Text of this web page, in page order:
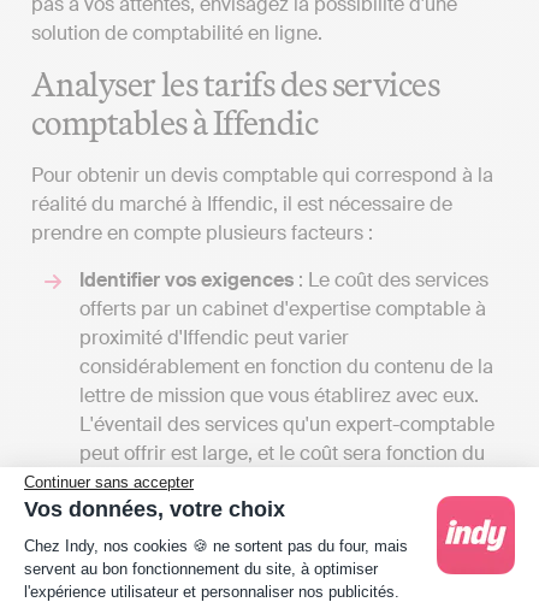
Continuer sans accepter
Vos données, votre choix
Plateforme de Gestion du Consentement :
Chez Indy, nos cookies 🍪 ne sortent pas du four, mais
servent au bon fonctionnement du site, à optimiser
l'expérience utilisateur et personnaliser nos publicités.
solution de comptabilité en ligne.
Analyser les tarifs des services
comptables à Iffendic
Pour obtenir un devis comptable qui correspond à la
réalité du marché à Iffendic, il est nécessaire de
prendre en compte plusieurs facteurs :
Identifier vos exigences : Le coût des services
offerts par un cabinet d'expertise comptable à
proximité d'Iffendic peut varier
considérablement en fonction du contenu de la
lettre de mission que vous établirez avec eux.
L'éventail des services qu'un expert-comptable
peut offrir est large, et le coût sera fonction du
volume de tâches qu'il assumera pour vous. En
dialoguant avec plusieurs spécialistes, vous
aurez l'occasion de recevoir différents devis et
de comparer les tarifs en regard des services
offerts. Cela vous donnera aussi une vision